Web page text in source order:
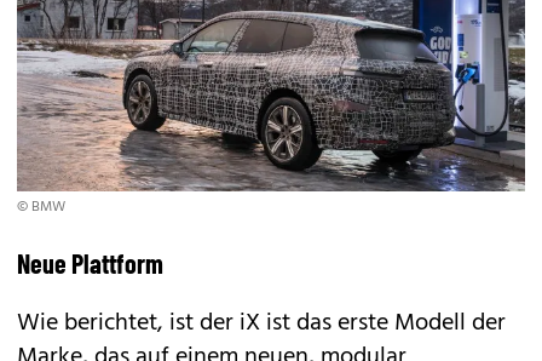
© BMW
Neue Plattform
Wie berichtet, ist der iX ist das erste Modell der